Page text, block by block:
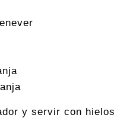
y servir con hielos